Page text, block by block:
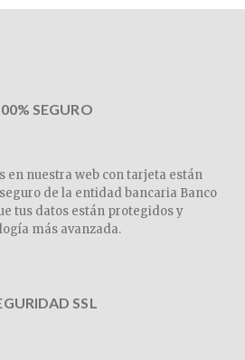
SEGURO
en nuestra web con tarjeta están
de la entidad bancaria Banco
tus datos están protegidos y
más avanzada.
SSL